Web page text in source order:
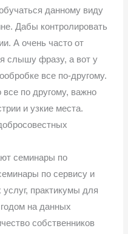
данному виду
Дабы контролировать
А очень часто от
слышу фразу, а вот у
все по-другому.
все по другому, важно
и узкие места.
семинары по
по сервису и
практикумы для
на данных
собственников